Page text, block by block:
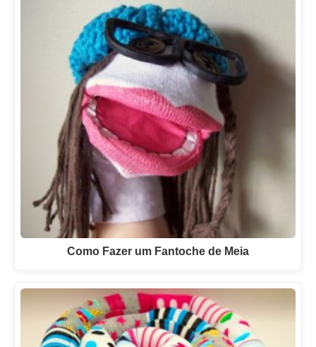
Como Fazer um Fantoche de Meia